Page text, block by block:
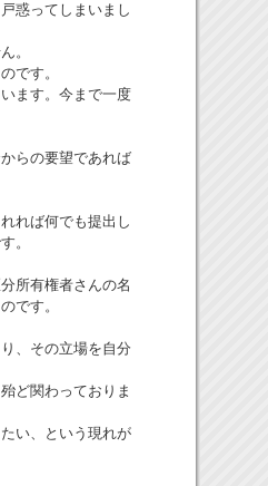
惑ってしまいまし
。
です。
ます。今まで一度
らの要望であれば
れば何でも提出し
。
所有権者さんの名
です。
、その立場を自分
ど関わっておりま
い、という現れが